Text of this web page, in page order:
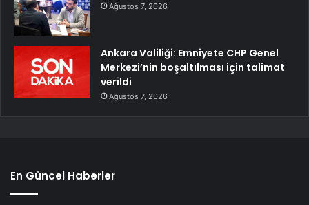
Ağustos 7, 2026
Ankara Valiliği: Emniyete CHP Genel
Merkezi’nin boşaltılması için talimat
verildi
Ağustos 7, 2026
En Güncel Haberler